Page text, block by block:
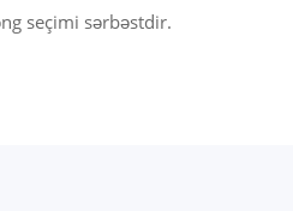
seçimi sərbəstdir.